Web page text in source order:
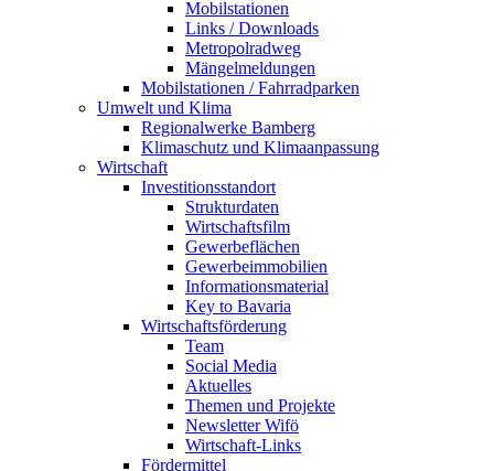
Mobilstationen
Links / Downloads
Metropolradweg
Mängelmeldungen
Mobilstationen / Fahrradparken
Umwelt und Klima
Regionalwerke Bamberg
Klimaschutz und Klimaanpassung
Wirtschaft
Investitionsstandort
Strukturdaten
Wirtschaftsfilm
Gewerbeflächen
Gewerbeimmobilien
Informationsmaterial
Key to Bavaria
Wirtschaftsförderung
Team
Social Media
Aktuelles
Themen und Projekte
Newsletter Wifö
Wirtschaft-Links
Fördermittel